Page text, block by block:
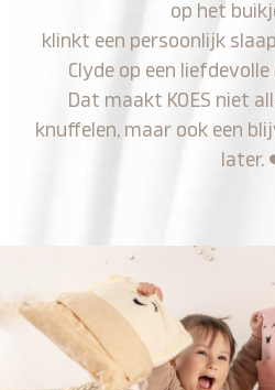
op het
klinkt een persoonlijk
Clyde op een
Dat maakt KOES niet
knuffelen, maar ook een
later.